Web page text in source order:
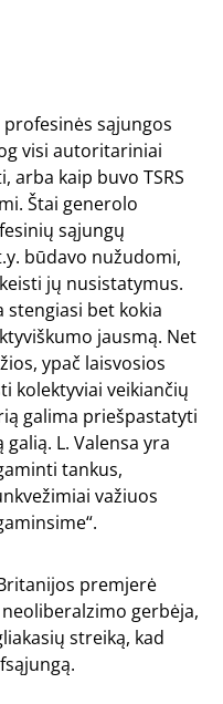
sąjungos
visi autoritariniai
arba kaip buvo TSRS
Štai generolo
sąjungų
būdavo nužudomi,
jų nusistatymus.
bet kokia
jausmą. Net
ypač laisvosios
kolektyviai veikiančių
galima priešpastatyti
L. Valensa yra
tankus,
važiuos
premjerė
gerbėja,
streiką, kad